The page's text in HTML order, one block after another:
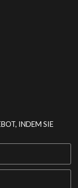
INDEM SIE